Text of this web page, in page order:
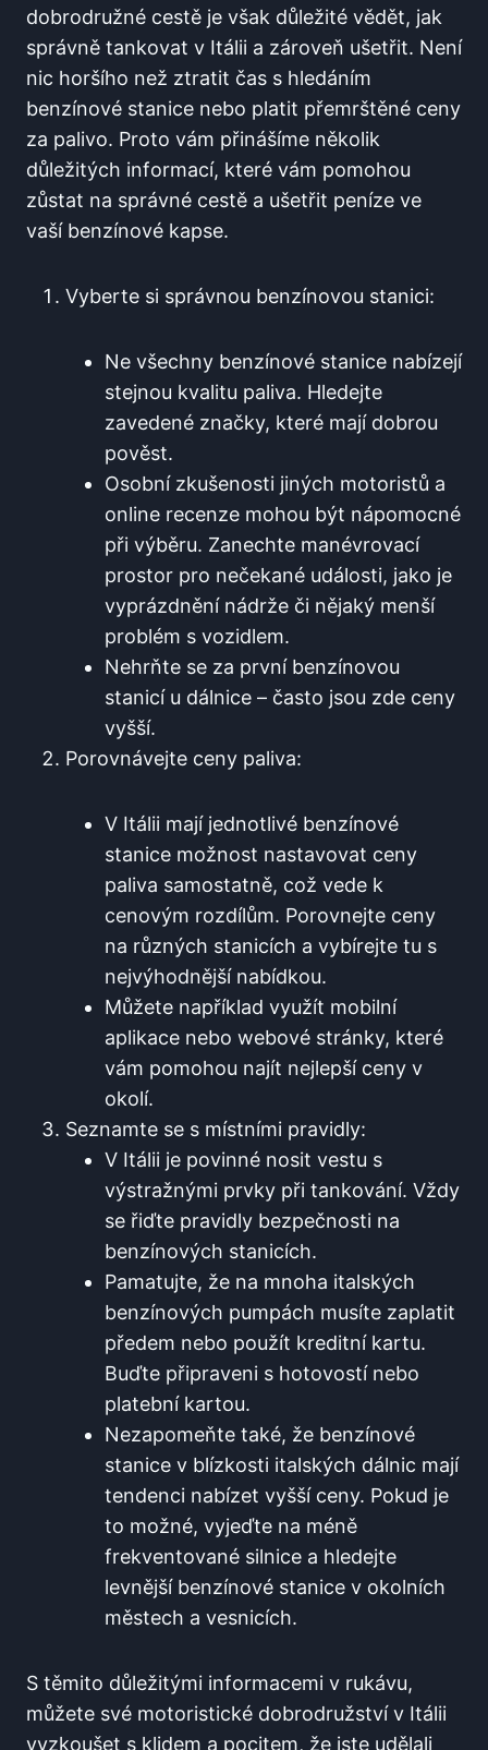
dobrodružné⁤ cestě je však důležité vědět, jak
správně ⁤tankovat v Itálii a zároveň ušetřit.⁤ Není
nic horšího než ztratit čas s hledáním
benzínové stanice nebo platit ⁣přemrštěné ceny
za palivo. Proto vám přinášíme několik
důležitých informací, které vám pomohou
zůstat na správné cestě a ušetřit peníze ve
vaší benzínové⁤ kapse.
Vyberte si správnou benzínovou ⁣stanici:
Ne ⁣všechny benzínové stanice nabízejí
stejnou kvalitu paliva. Hledejte
⁢zavedené⁣ značky, ‍které mají dobrou
pověst.
Osobní zkušenosti jiných motoristů a
online recenze mohou být⁣ nápomocné‍
při výběru. Zanechte manévrovací
prostor pro nečekané události, jako je
vyprázdnění ⁤nádrže či nějaký menší
problém s vozidlem.
Nehrňte se za první benzínovou
stanicí ‍u dálnice – často jsou zde ceny
vyšší.
Porovnávejte ceny paliva:
V Itálii mají jednotlivé benzínové
stanice možnost nastavovat ceny
paliva samostatně, což vede k
cenovým rozdílům. Porovnejte ceny
na​ různých stanicích a​ vybírejte tu s
nejvýhodnější nabídkou.
Můžete například využít mobilní
aplikace nebo webové stránky, které
vám pomohou najít nejlepší ceny v
okolí.
Seznamte se s ​místními pravidly:
V Itálii je povinné nosit⁣ vestu s
výstražnými ⁣prvky při ‍tankování. Vždy
se řiďte pravidly bezpečnosti na
benzínových stanicích.
Pamatujte, že na mnoha‍ italských
benzínových‌ pumpách musíte ​zaplatit
předem nebo použít kreditní kartu.‌
Buďte připraveni ⁤s hotovostí nebo
platební kartou.
Nezapomeňte také, že benzínové
stanice v blízkosti italských dálnic mají⁣
tendenci nabízet vyšší ceny. Pokud je
to možné, vyjeďte na méně
frekventované silnice a hledejte
levnější benzínové stanice v okolních
městech a vesnicích.
S ‌těmito důležitými ​informacemi v rukávu,
můžete své motoristické‍ dobrodružství v Itálii
vyzkoušet s ‍klidem a pocitem, že jste udělali